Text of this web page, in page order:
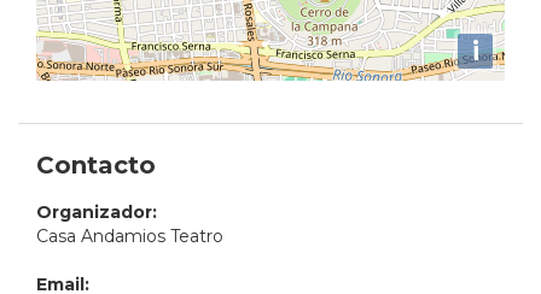
i
Contacto
Organizador:
Casa Andamios Teatro
Email: